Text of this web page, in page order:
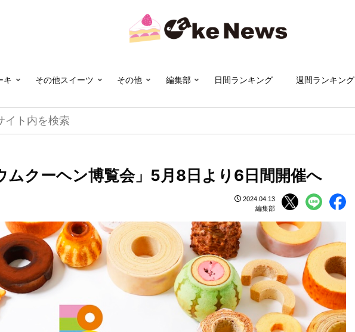
キ その他スイーツ その他 編集部 日間ランキング 週間ランキング
ムクーヘン博覧会」5月8日より6日間開催へ
2024.04.13
編集部